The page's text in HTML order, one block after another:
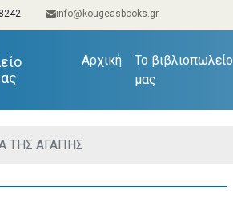
info@kougeasbooks.gr
Αρχική(current)
Το βιβλιοπωλείο
μας
ΤΗΣ ΑΓΑΠΗΣ